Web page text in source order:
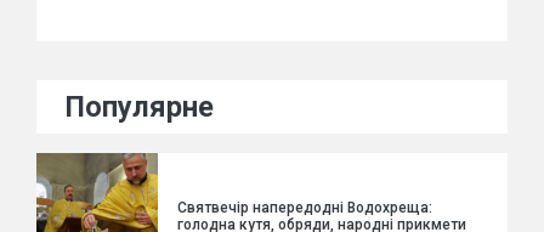
Популярне
Святвечір напередодні Водохреща:
голодна кутя, обряди, народні прикмети